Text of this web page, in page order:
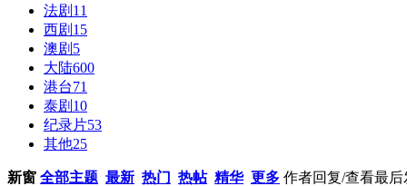
法剧 11
西剧 15
澳剧 5
大陆600
港台71
泰剧 10
纪录片53
其他25
新窗 全部主题 最新 热门 热帖 精华 更多 作者回复/查看最后